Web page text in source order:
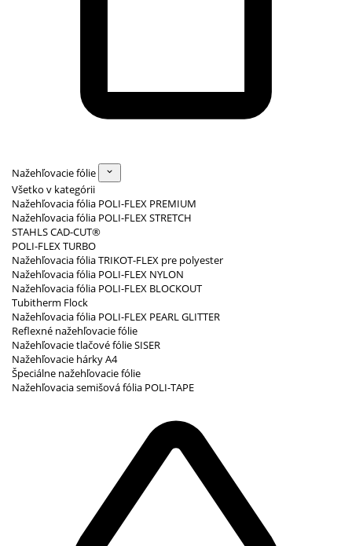
Nažehľovacie fólie
Všetko v kategórii
Nažehľovacia fólia POLI-FLEX PREMIUM
Nažehľovacia fólia POLI-FLEX STRETCH
STAHLS CAD-CUT®
POLI-FLEX TURBO
Nažehľovacia fólia TRIKOT-FLEX pre polyester
Nažehľovacia fólia POLI-FLEX NYLON
Nažehľovacia fólia POLI-FLEX BLOCKOUT
Tubitherm Flock
Nažehľovacia fólia POLI-FLEX PEARL GLITTER
Reflexné nažehľovacie fólie
Nažehľovacie tlačové fólie SISER
Nažehľovacie hárky A4
Špeciálne nažehľovacie fólie
Nažehľovacia semišová fólia POLI-TAPE